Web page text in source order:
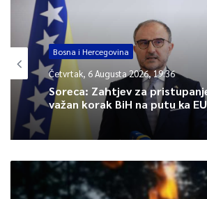
Ramazanski program TVSA-
Tradiocionalno TVSA će uživo prenositi i
označava kraj dnevnog posta. Budite i ove
Ramazanski program TVSA
Bosna i Hercegovina
Četvrtak, 6 Augusta 2026, 19:36
Soreca: Zahtjev za
važan korak BiH na putu ka EU